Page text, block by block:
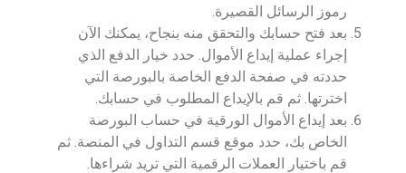
رموز الرسائل القصيرة.
بعد فتح حسابك والتحقق منه بنجاح، يمكنك الآن
إجراء عملية إيداع الأموال. حدد خيار الدفع الذي
حددته في صفحة الدفع الخاصة بالبورصة التي
اخترتها. ثم قم بالإيداع المطلوب في حسابك.
بعد إيداع الأموال الورقية في حساب البورصة
الخاص بك، حدد موقع قسم التداول في المنصة. ثم
قم باختيار العملات الرقمية التي تريد شراءها.